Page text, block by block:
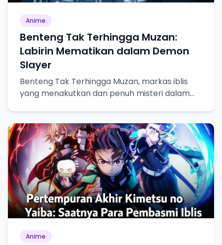
Anime
Benteng Tak Terhingga Muzan:
Labirin Mematikan dalam Demon
Slayer
Benteng Tak Terhingga Muzan, markas iblis
yang menakutkan dan penuh misteri dalam
Anime